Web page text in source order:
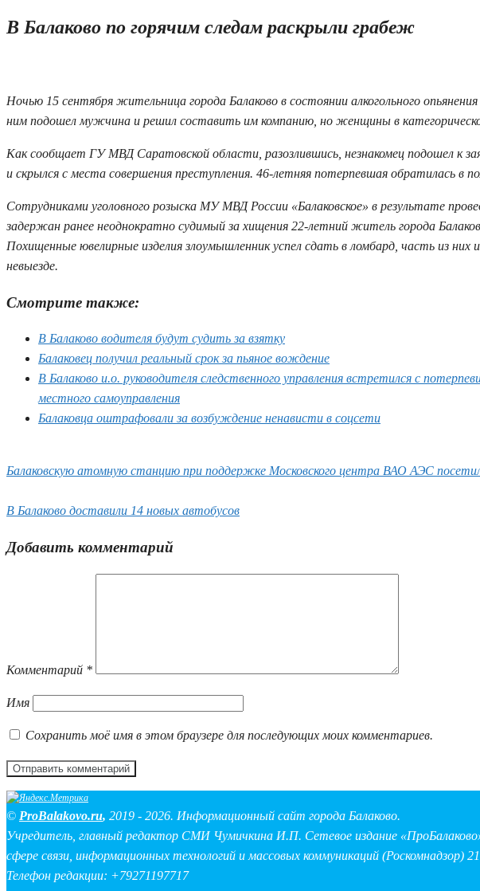
В Балаково по горячим следам раскрыли грабеж
Ночью 15 сентября жительница города Балаково в состоянии алкогольного
ним подошел мужчина и решил составить им компанию, но женщины в
Как сообщает ГУ МВД Саратовской области, разозлившись, незнакомец подошел к
и скрылся с места совершения преступления. 46-летняя потерпевшая обратилась в
Сотрудниками уголовного розыска МУ МВД России «Балаковское» в результате
задержан ранее неоднократно судимый за хищения 22-летний житель города
Похищенные ювелирные изделия злоумышленник успел сдать в ломбард, часть из них
невыезде.
Смотрите также:
В Балаково водителя будут судить за взятку
Балаковец получил реальный срок за пьяное вождение
В Балаково и.о. руководителя следственного управления встретился с
местного самоуправления
Балаковца оштрафовали за возбуждение ненависти в соцсети
Балаковскую атомную станцию при поддержке Московского центра ВАО АЭС
В Балаково доставили 14 новых автобусов
Добавить комментарий
Комментарий *
Имя
Сохранить моё имя в этом браузере для последующих моих комментариев.
© ProBalakovo.ru, 2019 - 2026. Информационный сайт города Балаково.
Учредитель, главный редактор СМИ Чумичкина И.П. Сетевое издание
сфере связи, информационных технологий и массовых коммуникаций
Телефон редакции: +79271197717